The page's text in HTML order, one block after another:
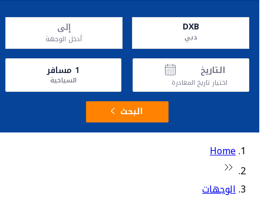
DXB
دبي
إلى
أدخل الوجهة
التاريخ
اختيار تاريخ المغادرة
1 مسافر
السياحية
البحث
Home
الوجهات